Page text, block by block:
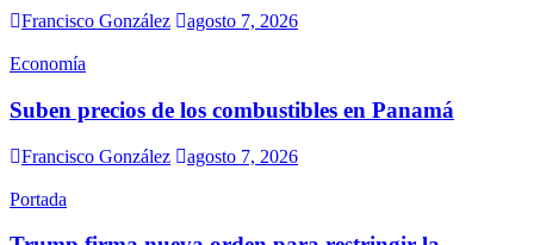
Francisco González agosto 7, 2026
Economía
Suben precios de los combustibles en Panamá
Francisco González agosto 7, 2026
Portada